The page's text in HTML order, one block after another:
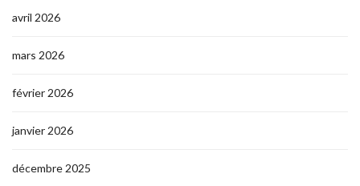
avril 2026
mars 2026
février 2026
janvier 2026
décembre 2025